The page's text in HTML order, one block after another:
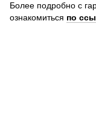
Более подробно с
ознакомиться по